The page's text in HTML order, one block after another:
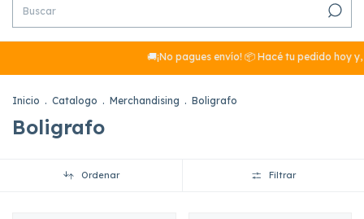
🚚¡No pagues envío! 📦 Hacé tu pedido hoy
Inicio . Catalogo . Merchandising . Boligrafo
Boligrafo
Ordenar Filtrar